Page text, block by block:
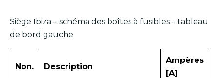
Siège Ibiza – schéma des boîtes à fusibles – tableau
de bord gauche
Non. Description
Ampères
[A]